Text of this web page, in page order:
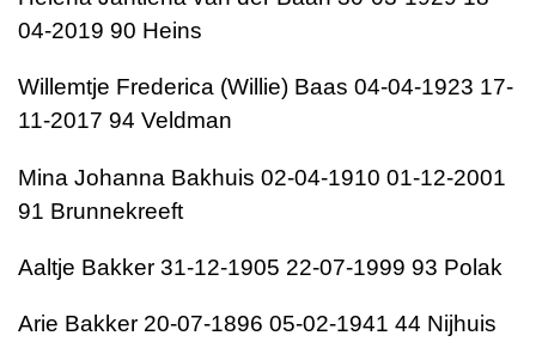
04-2019 90 Heins
Willemtje Frederica (Willie) Baas 04-04-1923 17-
11-2017 94 Veldman
Mina Johanna Bakhuis 02-04-1910 01-12-2001
91 Brunnekreeft
Aaltje Bakker 31-12-1905 22-07-1999 93 Polak
Arie Bakker 20-07-1896 05-02-1941 44 Nijhuis